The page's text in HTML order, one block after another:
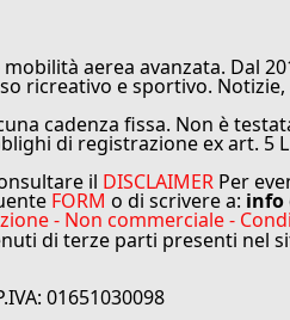
aerea avanzata. Dal
ricreativo e sportivo.
cadenza fissa. Non è
di registrazione ex art. 5
il DISCLAIMER Per
FORM o di scrivere a: info
- Non commerciale -
di terze parti presenti nel
01651030098